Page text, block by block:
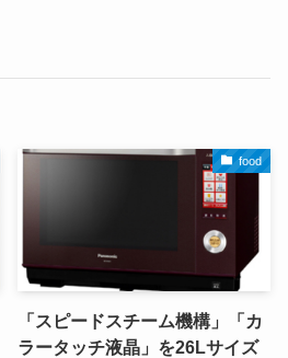
food
「スピードスチーム機構」「カ
ラータッチ液晶」を26Lサイズ